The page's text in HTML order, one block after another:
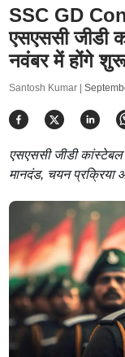
SSC GD
एसएससी जीडी
नवंबर में होंगे
Santosh Kumar |
एसएससी जीडी कांस्टेबल
मानदंड, चयन प्रक्रिया